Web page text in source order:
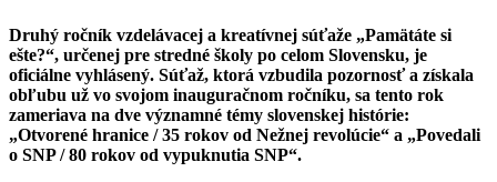
Druhý ročník vzdelávacej a kreatívnej súťaže „Pamätáte si
ešte?“, určenej pre stredné školy po celom Slovensku, je
oficiálne vyhlásený. Súťaž, ktorá vzbudila pozornosť a získala
obľubu už vo svojom inauguračnom ročníku, sa tento rok
zameriava na dve významné témy slovenskej histórie:
„Otvorené hranice / 35 rokov od Nežnej revolúcie“ a „Povedali
o SNP / 80 rokov od vypuknutia SNP“.